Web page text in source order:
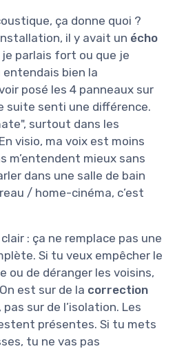
ça donne quoi ?
il y avait un écho
je parlais fort ou que je
bien la
posé les 4 panneaux sur
suite senti une différence.
surtout dans les
visio, ma voix est moins
m’entendent mieux sans
dans une salle de bain
/ home-cinéma, c’est
: ça ne remplace pas une
Si tu veux empêcher le
ou de déranger les voisins,
est sur de la correction
, pas sur de l’isolation. Les
présentes. Si tu mets
tu ne vas pas